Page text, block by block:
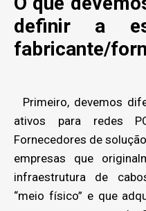
definir a
fabricante/
Primeiro, devemos
ativos para redes
Fornecedores de
empresas que
infraestrutura de
“meio físico” e que